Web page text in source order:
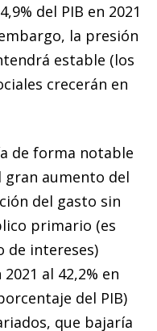
del PIB en 2021
la presión
estable (los
crecerán en
de forma notable
gran aumento del
del gasto sin
primario (es
de intereses)
al 42,2% en
del PIB)
que bajaría